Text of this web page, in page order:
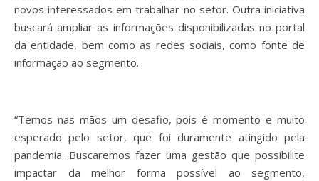
novos interessados em trabalhar no setor. Outra iniciativa
buscará ampliar as informações disponibilizadas no portal
da entidade, bem como as redes sociais, como fonte de
informação ao segmento.
“Temos nas mãos um desafio, pois é momento e muito
esperado pelo setor, que foi duramente atingido pela
pandemia. Buscaremos fazer uma gestão que possibilite
impactar da melhor forma possível ao segmento,